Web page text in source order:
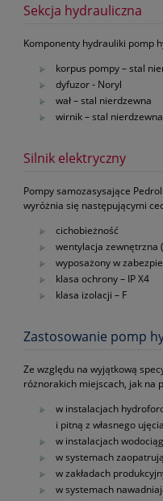
Sekcja hydrauliczna
Komponenty hydrauliki pomp
korpus pompy – stal
dyfuzor ‑ Noryl
wał – stal nierdzewna
wirnik – stal nierdzewna
Silnik elektryczny
Pompy samozasysające
wyróżnia się następującymi
cichobieżność
wentylacja zewnętrzna
wyposażony w
klasa ochrony – IP X4
klasa izolacji – F
Zastosowanie pomp
Ze względu na wyjątkową
różnorakich miejscach, jak na
w instalacjach
i pitną z własnego ujęcia
w instalacjach
w systemach
w zakładach
w systemach